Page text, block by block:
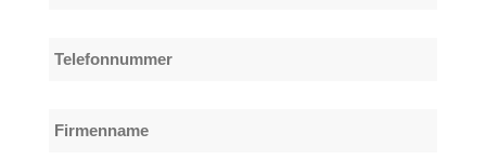
Telefonnummer
Firmenname